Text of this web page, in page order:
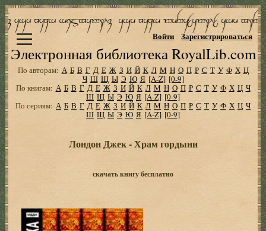
Электронная библиотека RoyalLib.com
Войти Зарегистрироваться
По авторам: А Б В Г Д Е Ж З И Й К Л М Н О П Р С Т У Ф Х Ц
Ч Ш Щ Ы Э Ю Я [A-Z] [0-9]
По книгам: А Б В Г Д Е Ж З И Й К Л М Н О П Р С Т У Ф Х Ц Ч
Ш Щ Ы Э Ю Я [A-Z] [0-9]
По сериям: А Б В Г Д Е Ж З И Й К Л М Н О П Р С Т У Ф Х Ц Ч
Ш Щ Ы Э Ю Я [A-Z] [0-9]
Лондон Джек - Храм гордыни
скачать книгу бесплатно